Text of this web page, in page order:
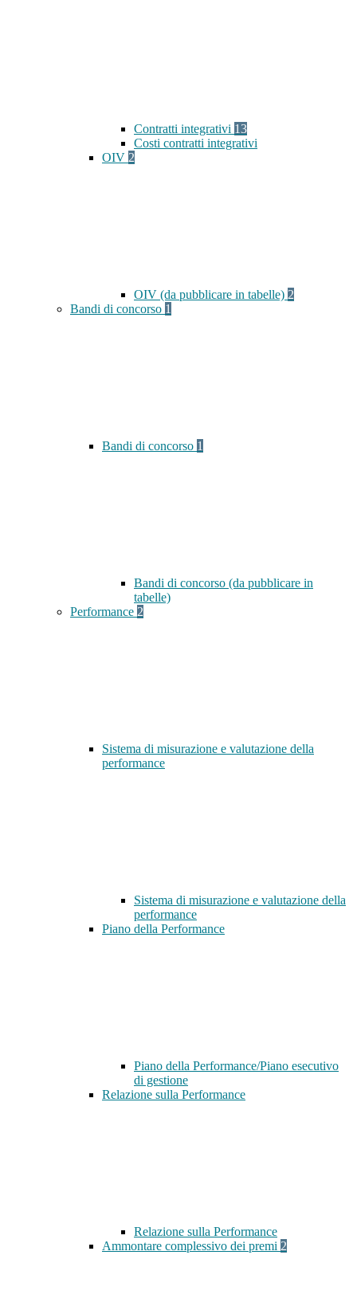
Contratti integrativi 13
Costi contratti integrativi
OIV 2
OIV (da pubblicare in tabelle) 2
Bandi di concorso 1
Bandi di concorso 1
Bandi di concorso (da pubblicare in
tabelle)
Performance 2
Sistema di misurazione e valutazione della
performance
Sistema di misurazione e valutazione della
performance
Piano della Performance
Piano della Performance/Piano esecutivo
di gestione
Relazione sulla Performance
Relazione sulla Performance
Ammontare complessivo dei premi 2